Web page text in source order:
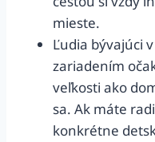
mieste.
Ľudia bývajúci
zariadením
veľkosti ako
sa. Ak máte
konkrétne